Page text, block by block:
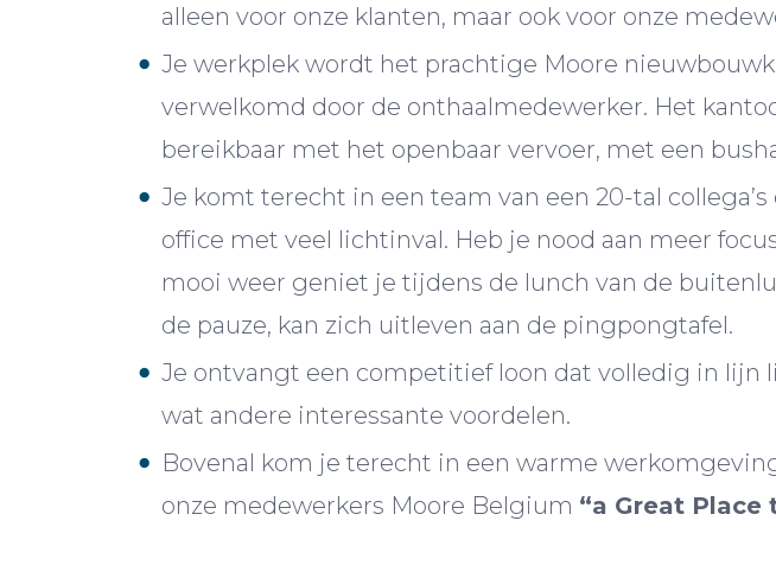
alleen voor onze klanten, maar ook voor onze
Je werkplek wordt het prachtige Moore
verwelkomd door de onthaalmedewerker. Het
bereikbaar met het openbaar vervoer, met een
Je komt terecht in een team van een 20-tal
office met veel lichtinval. Heb je nood aan meer
mooi weer geniet je tijdens de lunch van de
de pauze, kan zich uitleven aan de pingpongtafel.
Je ontvangt een competitief loon dat volledig in
wat andere interessante voordelen.
Bovenal kom je terecht in een warme
onze medewerkers Moore Belgium “a Great Place